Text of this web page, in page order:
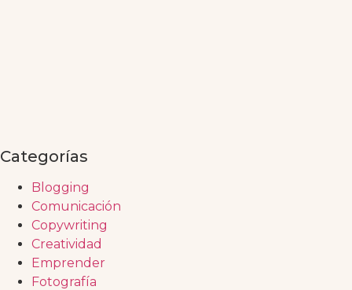
Categorías
Blogging
Comunicación
Copywriting
Creatividad
Emprender
Fotografía